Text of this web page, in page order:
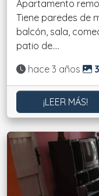
Apartamento
Tiene paredes de
balcón, sala,
patio de....
Actualizado:
hace 3 años
¡LEER MÁS!